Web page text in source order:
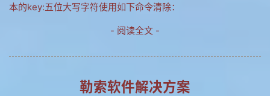
本的key:五位大写字符使用如下命令清除：
- 阅读全文 -
勒索软件解决方案